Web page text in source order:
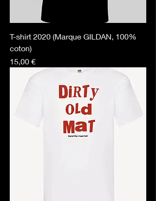
T-shirt 2020 (Marque GILDAN, 100%
coton)
Prix
15,00 €